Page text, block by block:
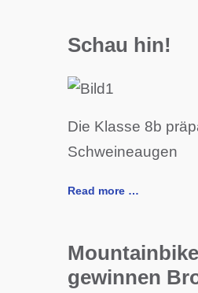
Schau hin!
Die Klasse 8b
Schweineaugen
Read more …
gewinnen